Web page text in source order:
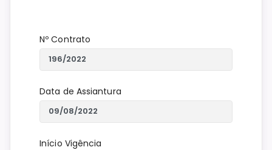
Nº Contrato
Data de Assiantura
Início Vigência